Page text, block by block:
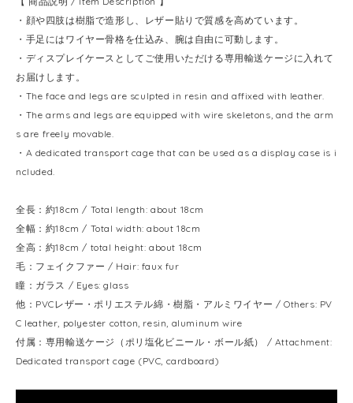
・顔や四肢は樹脂で造形し、レザー貼りで質感を高めています。
・手足にはワイヤー骨格を仕込み、腕は自由に可動します。
・ディスプレイケースとしてご使用いただける専用輸送ケージに入れて
お届けします。
・The face and legs are sculpted in resin and affixed with leather.
・The arms and legs are equipped with wire skeletons, and the arm
s are freely movable.
・A dedicated transport cage that can be used as a display case is i
ncluded.
全長：約18cm / Total length: about 18cm
全幅：約18cm / Total width: about 18cm
全高：約18cm / total height: about 18cm
毛：フェイクファー / Hair: faux fur
瞳：ガラス / Eyes: glass
他：PVCレザー・ポリエステル綿・樹脂・アルミワイヤー / Others: PV
C leather, polyester cotton, resin, aluminum wire
付属：専用輸送ケージ（ポリ塩化ビニール・ボール紙） / Attachment:
Dedicated transport cage (PVC, cardboard)